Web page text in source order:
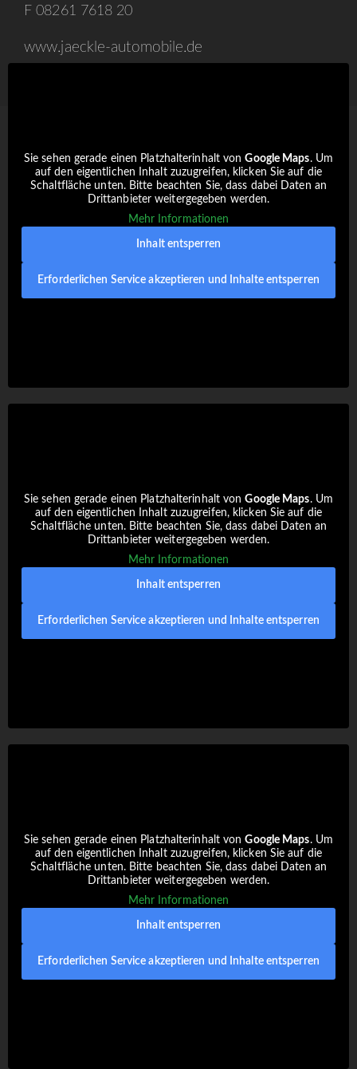
F 08261 7618 20
www.jaeckle-automobile.de
Sie sehen gerade einen Platzhalterinhalt vonGoogle Maps. Um
auf den eigentlichen Inhalt zuzugreifen, klicken Sie auf die
Schaltfläche unten. Bitte beachten Sie, dass dabei Daten an
Drittanbieter weitergegeben werden.
Mehr Informationen
Inhalt entsperren
Erforderlichen Service akzeptieren und Inhalte entsperren
Sie sehen gerade einen Platzhalterinhalt vonGoogle Maps. Um
auf den eigentlichen Inhalt zuzugreifen, klicken Sie auf die
Schaltfläche unten. Bitte beachten Sie, dass dabei Daten an
Drittanbieter weitergegeben werden.
Mehr Informationen
Inhalt entsperren
Erforderlichen Service akzeptieren und Inhalte entsperren
Sie sehen gerade einen Platzhalterinhalt vonGoogle Maps. Um
auf den eigentlichen Inhalt zuzugreifen, klicken Sie auf die
Schaltfläche unten. Bitte beachten Sie, dass dabei Daten an
Drittanbieter weitergegeben werden.
Mehr Informationen
Inhalt entsperren
Erforderlichen Service akzeptieren und Inhalte entsperren